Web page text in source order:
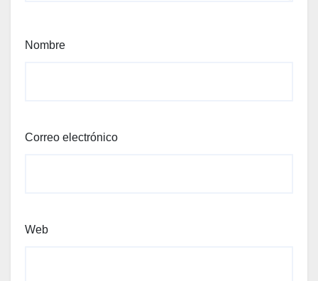
Nombre
Correo electrónico
Web